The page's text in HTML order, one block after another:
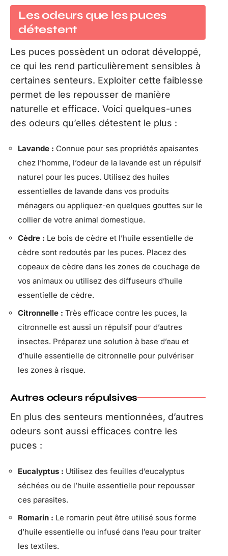
Les odeurs que les puces
détestent
Les puces possèdent un odorat développé,
ce qui les rend particulièrement sensibles à
certaines senteurs. Exploiter cette faiblesse
permet de les repousser de manière
naturelle et efficace. Voici quelques-unes
des odeurs qu’elles détestent le plus :
Lavande : Connue pour ses propriétés apaisantes
chez l’homme, l’odeur de la lavande est un répulsif
naturel pour les puces. Utilisez des huiles
essentielles de lavande dans vos produits
ménagers ou appliquez-en quelques gouttes sur le
collier de votre animal domestique.
Cèdre : Le bois de cèdre et l’huile essentielle de
cèdre sont redoutés par les puces. Placez des
copeaux de cèdre dans les zones de couchage de
vos animaux ou utilisez des diffuseurs d’huile
essentielle de cèdre.
Citronnelle : Très efficace contre les puces, la
citronnelle est aussi un répulsif pour d’autres
insectes. Préparez une solution à base d’eau et
d’huile essentielle de citronnelle pour pulvériser
les zones à risque.
Autres odeurs répulsives
En plus des senteurs mentionnées, d’autres
odeurs sont aussi efficaces contre les
puces :
Eucalyptus : Utilisez des feuilles d’eucalyptus
séchées ou de l’huile essentielle pour repousser
ces parasites.
Romarin : Le romarin peut être utilisé sous forme
d’huile essentielle ou infusé dans l’eau pour traiter
les textiles.